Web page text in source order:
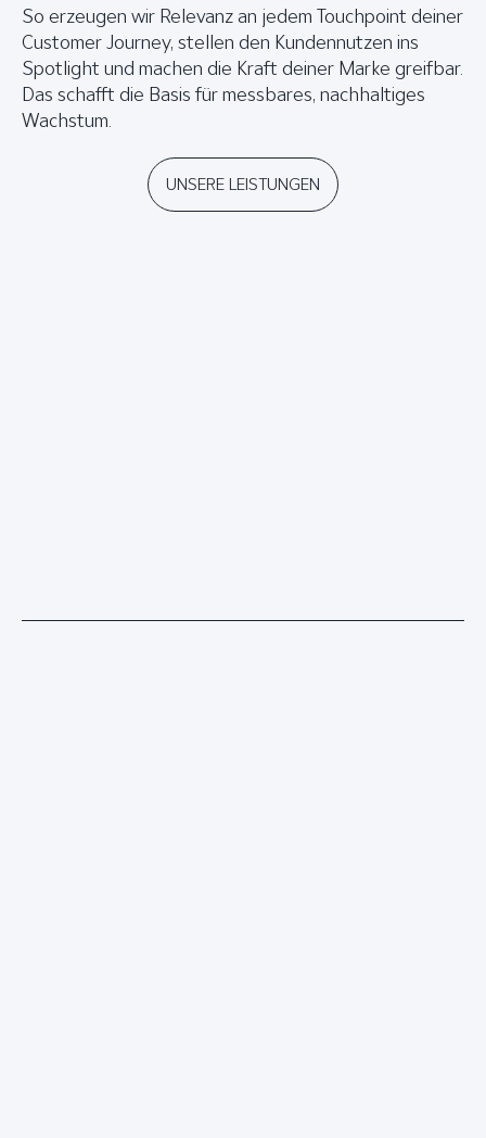
So erzeugen wir Relevanz an jedem Touchpoint deiner
Customer Journey, stellen den Kundennutzen ins
Spotlight und machen die Kraft deiner Marke greifbar.
Das schafft die Basis für messbares, nachhaltiges
Wachstum.
UNSERE LEISTUNGEN